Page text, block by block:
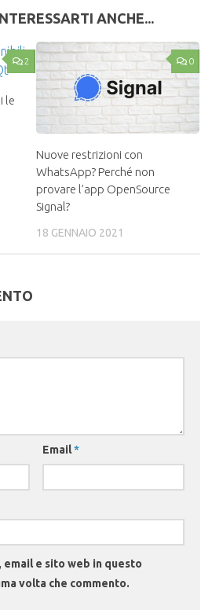
ANCHE...
2
le
0
Nuove restrizioni con
WhatsApp? Perché non
provare l’app OpenSource
Signal?
18 GENNAIO 2021
Email*
email e sito web in questo
volta che commento.